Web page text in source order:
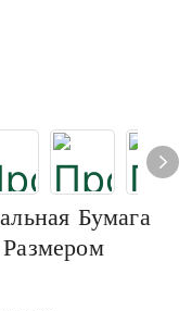
Бумага